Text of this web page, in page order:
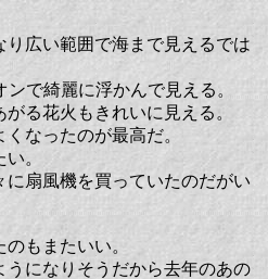
り広い範囲で海まで見えるでは
で綺麗に浮かんで見える。
る花火もきれいに見える。
なったのが最高だ。
。
扇風機を買っていたのだがい
もまたいい。
になりそうだから去年のあの